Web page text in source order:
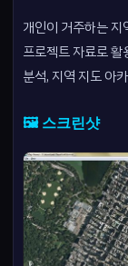
개인이 거주하는
프로젝트 자료로
분석, 지역 지도 아
🖼️ 스크린샷